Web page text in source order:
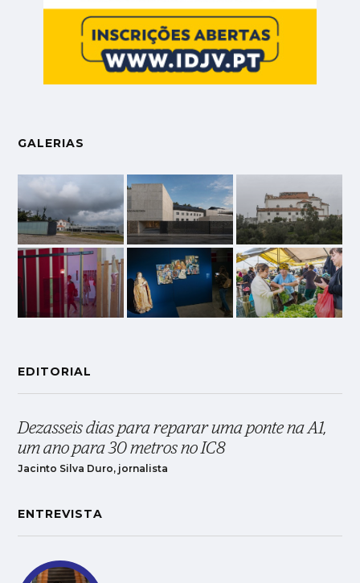
GALERIAS
EDITORIAL
Dezasseis dias para reparar uma ponte na A1,
um ano para 30 metros no IC8
Jacinto Silva Duro, jornalista
ENTREVISTA